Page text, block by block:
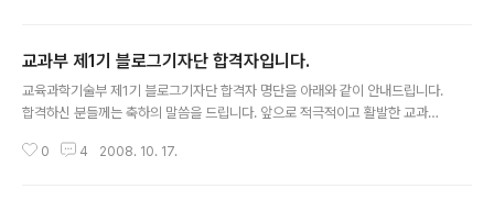
교과부 제1기 블로그기자단 합격자입니다.
교육과학기술부 제1기 블로그기자단 합격자 명단을 아래와 같이 안내드립니다.
합격하신 분들께는 축하의 말씀을 드립니다. 앞으로 적극적이고 활발한 교과부
석(한국교원대학교) 6. 허서영(경북대학교) 7. 김동현(경북대학교) 8. 이영성
0 4 2008. 10. 17.